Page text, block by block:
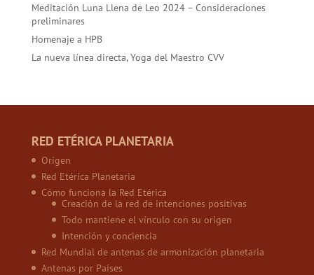
Meditación Luna Llena de Leo 2024 – Consideraciones
preliminares
Homenaje a HPB
La nueva línea directa, Yoga del Maestro CVV
RED ETÉRICA PLANETARIA
Origen
Red Etérica Planetaria
Cómo funciona la Red Etérica
Creación de la red de intenciones positivas
Todo mantiene el vínculo con su origen
Intención y conciencia
Red Mundial de antenas de armonización planetaria
Antenas por Países